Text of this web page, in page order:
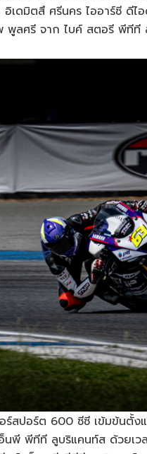
เดมิตสึ ศรีนคร ไออาร์ซี ดี
พูลศรี จาก ไบค์ สตอรี พีทีที
ร์สปอร์ต 600 ซีซี เข้มข้นตั้
นพี พีทีที ลูบริแคนท์ส ด้วยเ